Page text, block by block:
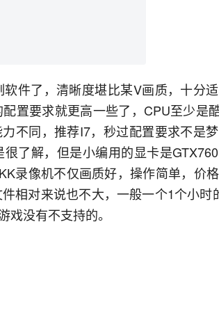
件了，清晰度堪比某V画质，十分
置要求就更高一些了，CPU至少是酷
不同，推荐I7，秒过配置要求不是
了解，但是小编用的显卡是
录像机不仅画质好，操作简单，价
相对来说也不大，一般一个1个小时
戏没有不支持的。